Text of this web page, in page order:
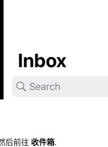
后前往 收件箱.